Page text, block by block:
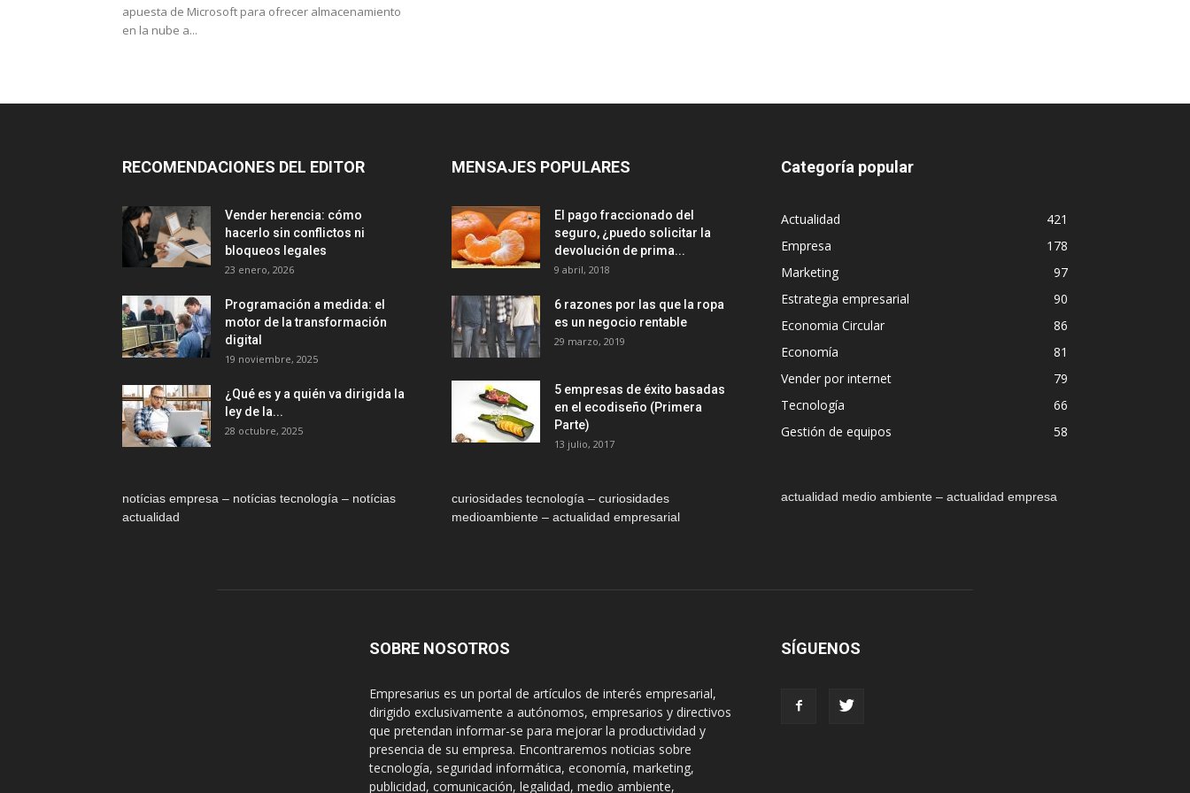
apuesta de Microsoft para ofrecer almacenamiento
en la nube a...
RECOMENDACIONES DEL EDITOR
Vender herencia: cómo
hacerlo sin conflictos ni
bloqueos legales
23 enero, 2026
Programación a medida: el
motor de la transformación
digital
19 noviembre, 2025
¿Qué es y a quién va dirigida la
ley de la...
28 octubre, 2025
notícias empresa – notícias tecnología – notícias
actualidad
MENSAJES POPULARES
El pago fraccionado del
seguro, ¿puedo solicitar la
devolución de prima...
9 abril, 2018
6 razones por las que la ropa
es un negocio rentable
29 marzo, 2019
5 empresas de éxito basadas
en el ecodiseño (Primera
Parte)
13 julio, 2017
curiosidades tecnología – curiosidades
medioambiente – actualidad empresarial
Categoría popular
Actualidad
421
Empresa
178
Marketing
97
Estrategia empresarial
90
Economia Circular
86
Economía
81
Vender por internet
79
Tecnología
66
Gestión de equipos
58
actualidad medio ambiente – actualidad empresa
SOBRE NOSOTROS
Empresarius es un portal de artículos de interés empresarial,
dirigido exclusivamente a autónomos, empresarios y directivos
que pretendan informar-se para mejorar la productividad y
presencia de su empresa. Encontraremos noticias sobre
tecnología, seguridad informática, economía, marketing,
publicidad, comunicación, legalidad, medio ambiente,
SÍGUENOS